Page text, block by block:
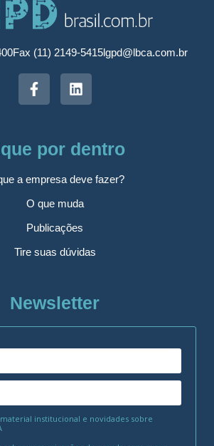
Fax (11) 2149-5415lgpd@lbca.com.br
por dentro
a empresa deve fazer?
O que muda
Publicações
Tire suas dúvidas
Newsletter
institucional e novidades sobre